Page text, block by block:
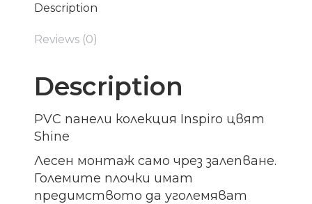
Description
Reviews (0)
Description
PVC панели колекция Inspiro цвят
Shine
Лесен монтаж само чрез залепване.
Големите плочки имат
предимството да уголемяват